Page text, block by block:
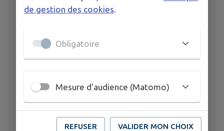
de gestion des cookies.
Obligatoire
Mesure d'audience (Matomo)
REFUSER VALIDER MON CHOIX